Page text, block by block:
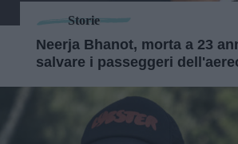
Storie
Neerja Bhanot, morta a 23
salvare i passeggeri